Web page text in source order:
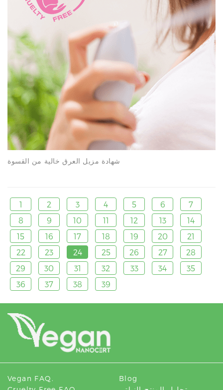
شهادة مزيل العرق خالية من القسوة
1 2 3 4 5 6
7
8
9 10 11 12 13
14
15
16 17 18 19 20
21
22
23 24 25 26 27
28
29
30 31 32 33 34
35
36
37 38 39
Vegan FAQ.
Blog